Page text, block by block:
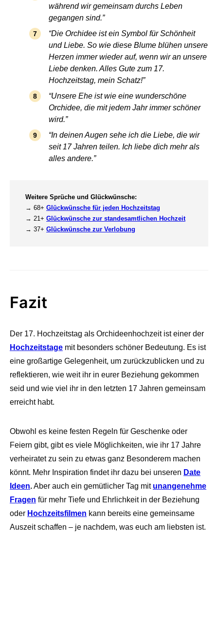
während wir gemeinsam durchs Leben
gegangen sind.”
“Die Orchidee ist ein Symbol für Schönheit
und Liebe. So wie diese Blume blühen unsere
Herzen immer wieder auf, wenn wir an unsere
Liebe denken. Alles Gute zum 17.
Hochzeitstag, mein Schatz!”
“Unsere Ehe ist wie eine wunderschöne
Orchidee, die mit jedem Jahr immer schöner
wird.”
“In deinen Augen sehe ich die Liebe, die wir
seit 17 Jahren teilen. Ich liebe dich mehr als
alles andere.”
Weitere Sprüche und Glückwünsche:
→ 68+ Glückwünsche für jeden Hochzeitstag
→ 21+ Glückwünsche zur standesamtlichen Hochzeit
→ 37+ Glückwünsche zur Verlobung
Fazit
Der 17. Hochzeitstag als Orchideenhochzeit ist einer der
Hochzeitstage mit besonders schöner Bedeutung. Es ist
eine großartige Gelegenheit, um zurückzublicken und zu
reflektieren, wie weit ihr in eurer Beziehung gekommen
seid und wie viel ihr in den letzten 17 Jahren gemeinsam
erreicht habt.
Obwohl es keine festen Regeln für Geschenke oder
Feiern gibt, gibt es viele Möglichkeiten, wie ihr 17 Jahre
verheiratet zu sein zu etwas ganz Besonderem machen
könnt. Mehr Inspiration findet ihr dazu bei unseren Date
Ideen.Aber auch ein gemütlicher Tag mit unangenehme
Fragen für mehr Tiefe und Ehrlichkeit in der Beziehung
oder Hochzeitsfilmen kann bereits eine gemeinsame
Auszeit schaffen – je nachdem, was euch am liebsten ist.